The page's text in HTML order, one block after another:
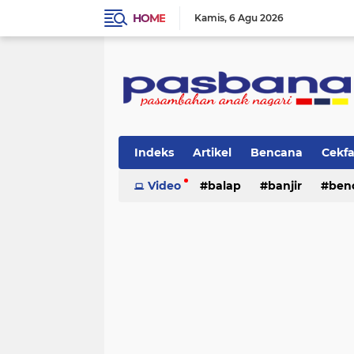
HOME Kamis 6 Agu 2026
Indeks Artikel Bencana
Musik Olahraga Pariwisata
Video balap banjir